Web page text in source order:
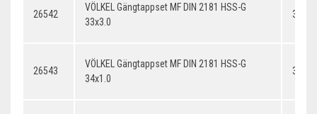
26542
VÖLKEL Gängtappset MF DIN 2181 HSS-G
33x3.0
26543
VÖLKEL Gängtappset MF DIN 2181 HSS-G
34x1.0